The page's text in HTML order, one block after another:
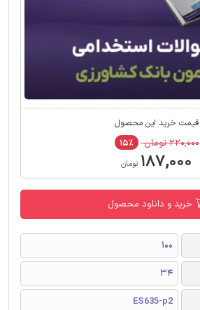
قیمت خرید این محصول
۲۲۰,۰۰۰ تومان ۱۵٪
۱۸۷,۰۰۰ تومان
خرید و دانلود محصول
100
34
ES635-p2